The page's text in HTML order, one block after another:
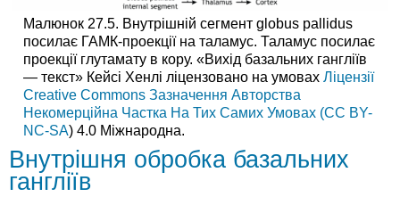
Малюнок 27.5. Внутрішній сегмент globus pallidus
посилає ГАМК-проекції на таламус. Таламус посилає
проекції глутамату в кору. «Вихід базальних гангліїв
— текст» Кейсі Хенлі ліцензовано на умовах Ліцензії
Creative Commons Зазначення Авторства
Некомерційна Частка На Тих Самих Умовах (CC BY-
NC-SA) 4.0 Міжнародна.
Внутрішня обробка базальних
гангліїв